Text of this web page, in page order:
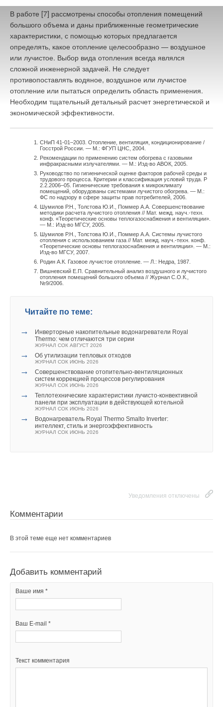
В работе [7] рассмотрены способы отопления помещений
большого объема и даны приближенные геометрические
характеристики, с помощью которых предлагается
определять, какое отопление целесообразно — воздушное
или лучистое. Выбор вида отопления всегда являлся
сложной инженерной задачей. Не следует
противопоставлять водяное, воздушное или лучистое
отопление или пытаться определить область применения.
Необходим тщательный детальный расчет энергетической и
экономической эффективности.
СНиП 41-01–2003. Отопление, вентиляция, кондиционирование /
Госстрой России. — М.: ФГУП ЦНС, 2004.
Рекомендации по применению систем обогрева с газовыми
инфракрасными излучателями. — М.: Изд-во АВОК, 2005.
Руководство по гигиенической оценке факторов рабочей среды и
трудового процесса. Критерии и классификация условий труда. Р
2.2.2006–05. Гигиенические требования к микроклимату
помещений, оборудованы системами лучистого обогрева. — М.:
ФС по надзору в сфере защиты прав потребителей, 2006.
Шумилов Р.Н., Толстова Ю.И., Поммер А.А. Совершенствование
методики расчета лучистого отопления // Мат. межд. науч.-техн.
конф. «Теоретические основы теплогазоснабжения и вентиляции».
— М.: Изд-во МГСУ, 2005.
Шумилов Р.Н., Толстова Ю.И., Поммер А.А. Системы лучистого
отопления с использованием газа // Мат. межд. науч.-техн. конф.
«Теоретические основы теплогазоснабжения и вентиляции». — М.:
Изд-во МГСУ, 2007.
Родин А.К. Газовое лучистое отопление. — Л.: Недра, 1987.
Вишневский Е.П. Сравнительный анализ воздушного и лучистого
отопления помещений большого объема // Журнал С.О.К.,
№9/2006.
Читайте по теме:
→
Инверторные накопительные водонагреватели Royal
Thermo: чем отличаются три серии
ЖУРНАЛ СОК АВГУСТ 2026
→ Об утилизации тепловых отходов
ЖУРНАЛ СОК ИЮНЬ 2026
→
Совершенствование отопительно-вентиляционных
систем коррекцией процессов регулирования
ЖУРНАЛ СОК ИЮНЬ 2026
→
Теплотехнические характеристики лучисто-конвективной
панели при эксплуатации в действующей котельной
ЖУРНАЛ СОК ИЮНЬ 2026
→
Водонагреватель Royal Thermo Smalto Inverter:
интеллект, стиль и энергоэффективность
ЖУРНАЛ СОК ИЮНЬ 2026
Уведомления отключены
Комментарии
В этой теме еще нет комментариев
Добавить комментарий
Ваше имя *
Ваш E-mail *
Текст комментария
Подписка
Реклама
Информация
© 2002 - 2026 OOO Издательский дом «МЕДИА ТЕХНОЛОДЖИ» +7 (495) 665-00-